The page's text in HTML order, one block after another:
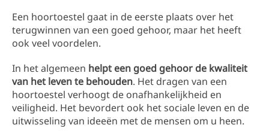
andere apparaten.
Altijd op volle kracht!
Met de herlaadbare hoortoestellen van Amplifon
Ontdek meer
Voor iedereen geschikt
De meest economische Amplifon oplossingen,
die alle functies bieden voor een goed gehoor.
Een hoortoestel gaat in de eerste plaats over het
terugwinnen van een goed gehoor, maar het heeft
ook veel voordelen.
In het algemeen helpt een goed gehoor de kwaliteit
van het leven te behouden. Het dragen van een
hoortoestel verhoogt de onafhankelijkheid en
veiligheid. Het bevordert ook het sociale leven en de
uitwisseling van ideeën met de mensen om u heen.